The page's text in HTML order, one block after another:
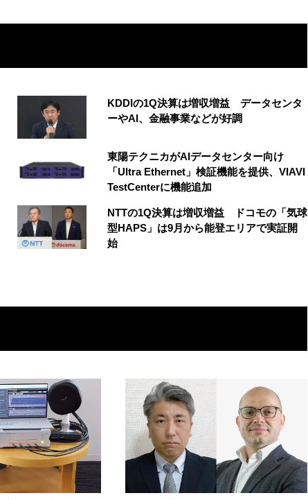
KDDIの1Q決算は増収増益 データセンタ
ーやAI、金融事業などが好調
東陽テクニカがAIデータセンター向け
「Ultra Ethernet」検証機能を提供、VIAVI
TestCenterに機能追加
NTTの1Q決算は増収増益 ドコモの「気球
型HAPS」は9月から能登エリアで実証開
始